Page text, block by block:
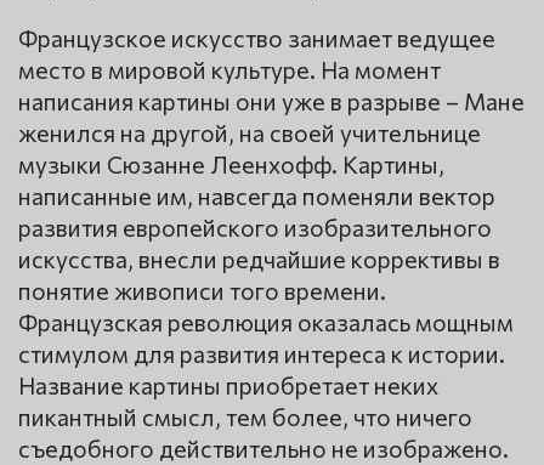
Французское искусство занимает ведущее
место в мировой культуре. На момент
написания картины они уже в разрыве – Мане
женился на другой, на своей учительнице
музыки Сюзанне Леенхофф. Картины,
написанные им, навсегда поменяли вектор
развития европейского изобразительного
искусства, внесли редчайшие коррективы в
понятие живописи того времени.
Французская революция оказалась мощным
стимулом для развития интереса к истории.
Название картины приобретает неких
пикантный смысл, тем более, что ничего
съедобного действительно не изображено.